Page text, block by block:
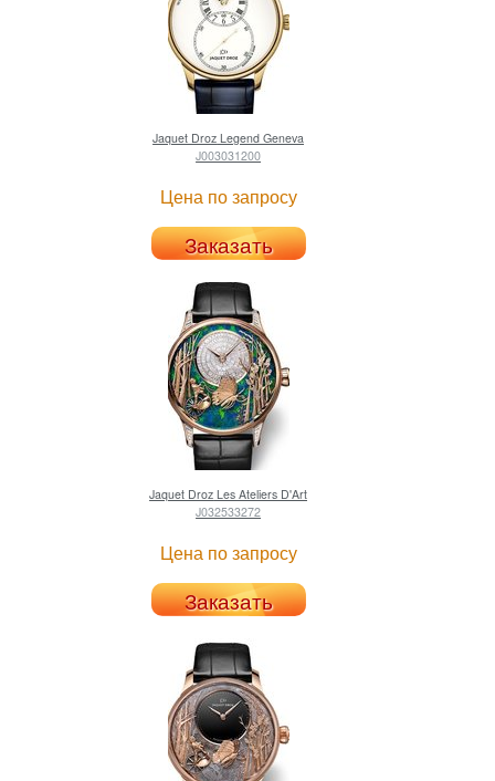
Jaquet Droz Legend Geneva
J003031200
Цена по запросу
Заказать
Jaquet Droz Les Ateliers D'Art
J032533272
Цена по запросу
Заказать